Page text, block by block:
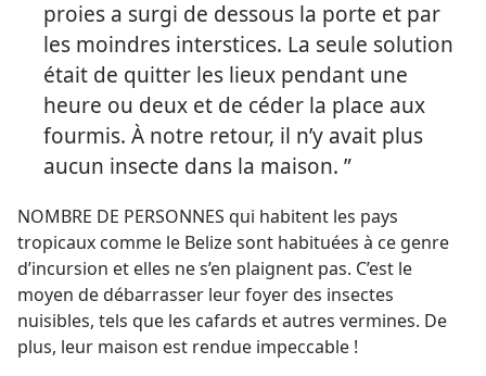
!
proies a surgi de dessous la porte et par
les moindres interstices. La seule solution
était de quitter les lieux pendant une
heure ou deux et de céder la place aux
fourmis. À notre retour, il n’y avait plus
aucun insecte dans la maison. ”
NOMBRE DE PERSONNES qui habitent les pays
tropicaux comme le Belize sont habituées à ce genre
d’incursion et elles ne s’en plaignent pas. C’est le
moyen de débarrasser leur foyer des insectes
nuisibles, tels que les cafards et autres vermines. De
plus, leur maison est rendue impeccable !